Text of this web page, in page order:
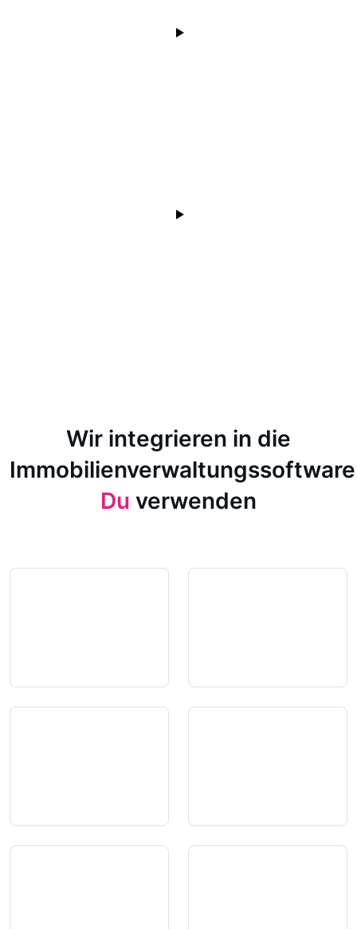
Wir integrieren in die
Immobilienverwaltungssoftware
Du verwenden